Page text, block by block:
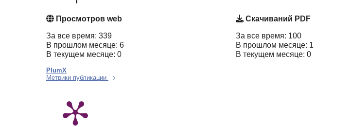
Просмотров web
За все время: 339
В прошлом месяце: 6
В текущем месяце: 0
Скачиваний PDF
За все время: 100
В прошлом месяце: 1
В текущем месяце: 0
PlumX
Метрики публикации